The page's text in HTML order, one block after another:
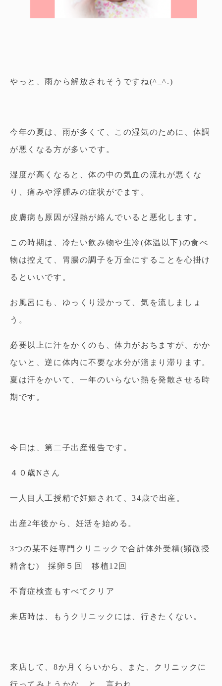
やっと、雨から解放されそうですね(^_^.)
今年の夏は、雨が多くて、この湿気のために、体調
が悪くなる方が多いです。
湿度が高くなると、体の中の気血の流れが悪くな
り、痛みや浮腫みの症状がでます。
皮膚病も原因が湿熱が絡んでいると悪化します。
この時期は、冷たい飲み物や生冷(体温以下)の食べ
物は控えて、胃腸の調子を万全にすることを心掛け
るといいです。
お風呂にも、ゆっくり浸かって、気を流しましょ
う。
必要以上に汗をかくのも、体力がおちますが、かか
ないと、逆に体内に不要な水分が溜まり滞ります。
夏は汗をかいて、一年のいらない熱を発散させる時
期です。
今日は、第二子出産報告です。
４０歳Nさん
一人目人工授精で妊娠されて、34歳で出産。
出産2年後から、妊活を始める。
3つの某不妊専門クリニックで合計体外受精(顕微授
精含む) 採卵５回 移植12回
不育症検査もすべてクリア
来店時は、もうクリニックには、行きたくない。
来店して、8か月くらいから、また、クリニックに